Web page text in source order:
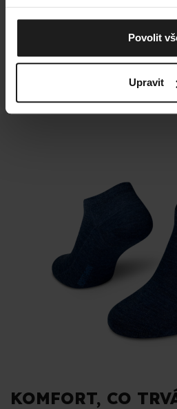
Povolit
Upravit
Ať už vybíháte na letní trail
přáteli, Summer Merino jsou
sedí díky elastické podpoře,
KOMFORT, CO